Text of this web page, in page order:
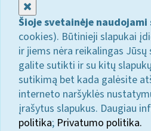
Šioje svetainėje
cookies). Būtinieji slapukai
ir jiems nėra reikalingas
galite sutikti ir su kitų
sutikimą bet kada galėsite
interneto naršyklės
įrašytus slapukus. Daugiau
politika; Privatumo politika.